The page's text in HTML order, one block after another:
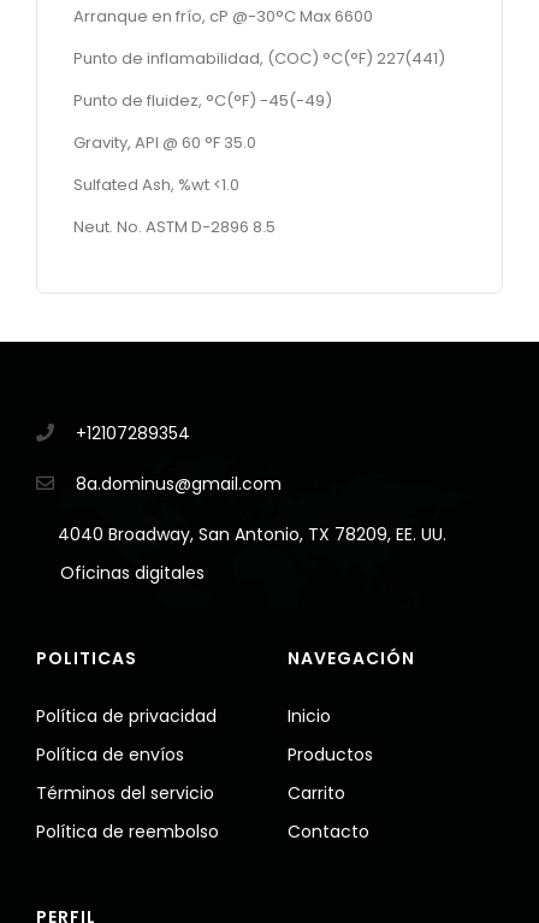
Arranque en frío, cP @-30°C Max 6600
Punto de inflamabilidad, (COC) °C(°F) 227(441)
Punto de fluidez, °C(°F) -45(-49)
Gravity, API @ 60 °F 35.0
Sulfated Ash, %wt <1.0
Neut. No. ASTM D-2896 8.5
+12107289354
8a.dominus@gmail.com
4040 Broadway, San Antonio, TX 78209, EE. UU.
Oficinas digitales
POLITICAS
Política de privacidad
Política de envíos
Términos del servicio
Política de reembolso
NAVEGACIÓN
Inicio
Productos
Carrito
Contacto
PERFIL